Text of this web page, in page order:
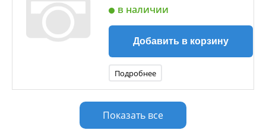
в наличии
Добавить в корзину
Подробнее
Показать все